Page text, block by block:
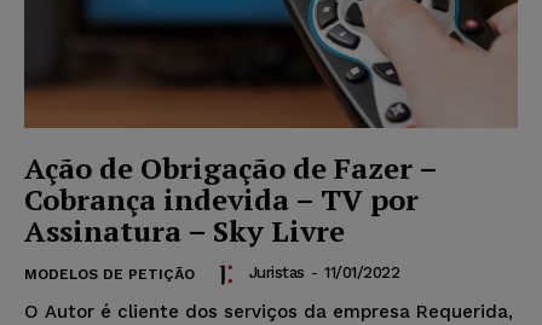
Ação de Obrigação de Fazer –
Cobrança indevida – TV por
Assinatura – Sky Livre
MODELOS DE PETIÇÃO Juristas - 11/01/2022
O Autor é cliente dos serviços da empresa Requerida,